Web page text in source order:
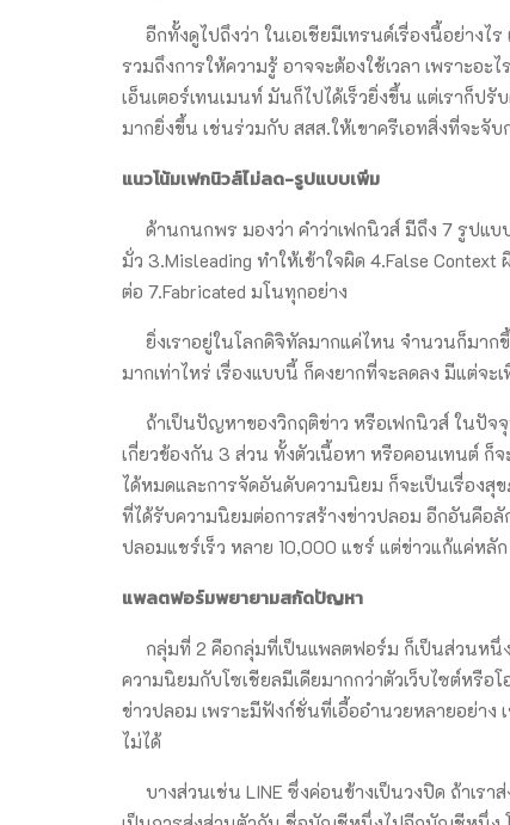
อีกทั้งดูไปถึงว่า ในเอเชียมีเทรนด์เรื่องนี้อย่างไ
รวมถึงการให้ความรู้ อาจจะต้องใช้เวลา เพราะอ
เอ็นเตอร์เทนเมนท์ มันก็ไปได้เร็วยิ่งขึ้น แต่เราก็ป
มากยิ่งขึ้น เช่นร่วมกับ สสส.ให้เขาครีเอทสิ่งที่จะจั
แนวโน้มเฟกนิวส์ไม่ลด-รูปแบบเพิ่ม
ด้านกนกพร มองว่า คำว่าเฟกนิวส์ มีถึง 7 รูปแบบ
มั่ว 3.Misleading ทำให้เข้าใจผิด 4.False
ต่อ 7.Fabricated มโนทุกอย่าง
ยิ่งเราอยู่ในโลกดิจิทัลมากแค่ไหน จำนวนก็มาก
มากเท่าไหร่ เรื่องแบบนี้ ก็คงยากที่จะลดลง มีแต่จ
ถ้าเป็นปัญหาของวิกฤติข่าว หรือเฟกนิวส์ ในปัจ
เกี่ยวข้องกัน 3 ส่วน ทั้งตัวเนื้อหา หรือคอนเทนต์ ก็
ได้หมดและการจัดอันดับความนิยม ก็จะเป็นเรื่องสุ
ที่ได้รับความนิยมต่อการสร้างข่าวปลอม อีกอันคือ
ปลอมแชร์เร็ว หลาย 10,000 แชร์ แต่ข่าวแก้แค่หลั
แพลตฟอร์มพยายามสกัดปัญหา
กลุ่มที่ 2 คือกลุ่มที่เป็นแพลตฟอร์ม ก็เป็นส่วนหนึ่ง
ความนิยมกับโซเชียลมีเดียมากกว่าตัวเว็บไซต์หรือ
ข่าวปลอม เพราะมีฟังก์ชั่นที่เอื้ออำนวยหลายอย่าง
ไม่ได้
บางส่วนเช่น LINE ซึ่งค่อนข้างเป็นวงปิด ถ้าเรา